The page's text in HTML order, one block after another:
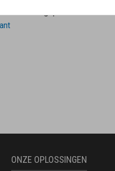
worden geplaatst.
ONZE OPLOSSINGEN